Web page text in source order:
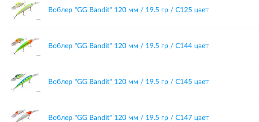
Воблер "GG Bandit" 120 мм / 19.5 гр / C125 цвет
Воблер "GG Bandit" 120 мм / 19.5 гр / C144 цвет
Воблер "GG Bandit" 120 мм / 19.5 гр / C145 цвет
Воблер "GG Bandit" 120 мм / 19.5 гр / C147 цвет